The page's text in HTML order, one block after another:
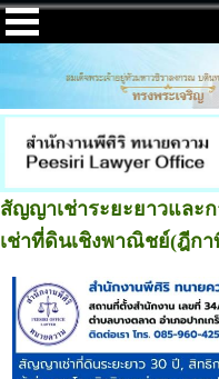
สัญญาเช่าระยะยาวและ
เช่าที่ดินเชิงพาณิชย์(ฎีกา